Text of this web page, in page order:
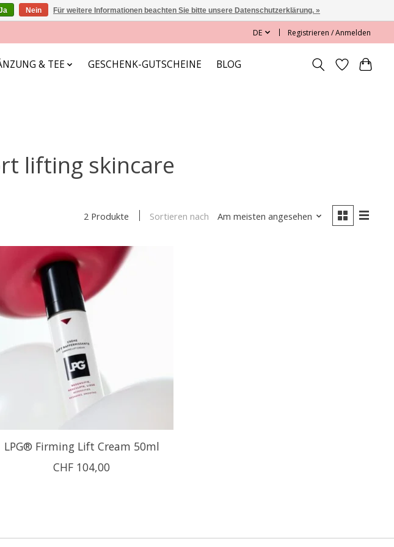
DE Registrieren / Anmelden
& TEE GESCHENK-GUTSCHEINE BLOG
lifting skincare
2 Produkte Sortieren nach Am meisten angesehen
LPG® Firming Lift Cream 50ml
CHF 104,00
Nein Für weitere Informationen beachten Sie bitte unsere Datenschutzerklärung. »